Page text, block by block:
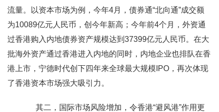
流量。以资本市场为例，今年4月，债券通“北向通”成交额
为10089亿元人民币，创今年新高；今年前4个月，外资通
过香港购入内地债券资产规模达到37399亿元人民币。在大
批海外资产通过香港进入内地的同时，内地企业也排队在香
港上市，宁德时代创下四年来全球最大规模IPO，再次体现
了香港资本市场强大吸引力。
其二，国际市场风险增加，令香港“避风港”作用更